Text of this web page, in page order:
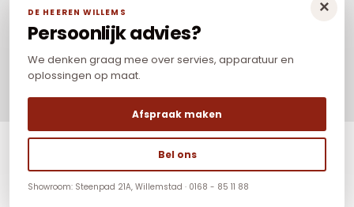
LAAGSTE PRIJS
Elders goedkoper? Neem dan contact met ons op.
×
DE HEEREN WILLEMS
Persoonlijk advies?
We denken graag mee over servies, apparatuur en
oplossingen op maat.
Afspraak maken
Bel ons
Showroom: Steenpad 21A, Willemstad · 0168 - 85 11 88